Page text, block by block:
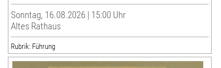
Sonntag, 16.08.2026 | 15:00 Uhr
Altes Rathaus
Rubrik: Führung